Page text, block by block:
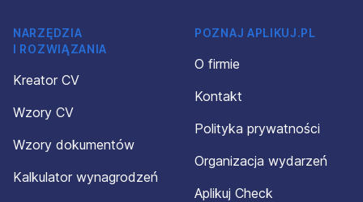
NARZĘDZIA
I ROZWIĄZANIA
Kreator CV
Wzory CV
Wzory dokumentów
Kalkulator wynagrodzeń
POZNAJ APLIKUJ.PL
O firmie
Kontakt
Polityka prywatności
Organizacja wydarzeń
Aplikuj Check